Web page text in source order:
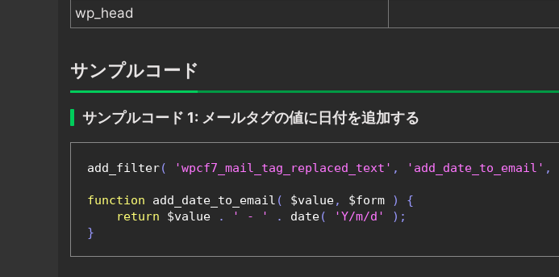
wp_head
サンプルコード
サンプルコード 1: メールタグの値に日付を追加する
add_filter( 'wpcf7_mail_tag_replaced_text' , 'add_date_to_email' ,
function add_date_to_email ( $value, $form )
{
return $value . ' - ' . date( 'Y/m/d'
);
}